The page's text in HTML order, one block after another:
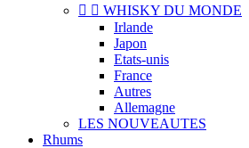
  WHISKY DU MONDE
Irlande
Japon
Etats-unis
France
Autres
Allemagne
LES NOUVEAUTES
Rhums